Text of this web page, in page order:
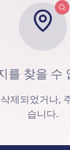
를 찾을 수
제되었거나,
습니다.